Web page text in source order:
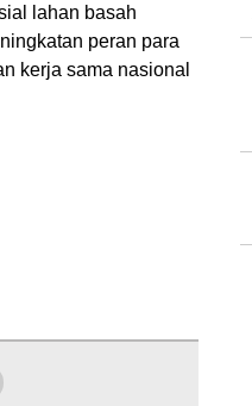
lahan basah
peran para
kerja sama nasional